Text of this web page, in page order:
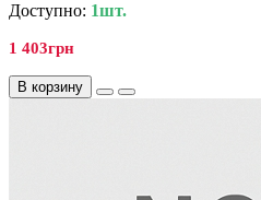
Доступно: 1шт.
1 403грн
В корзину